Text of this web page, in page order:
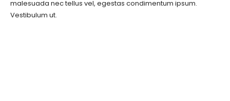
malesuada nec tellus vel, egestas condimentum ipsum.
Vestibulum ut.